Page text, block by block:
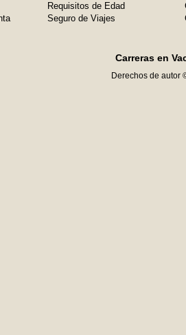
Requisitos de Edad
Seguro de Viajes
Carreras en
Derechos de autor